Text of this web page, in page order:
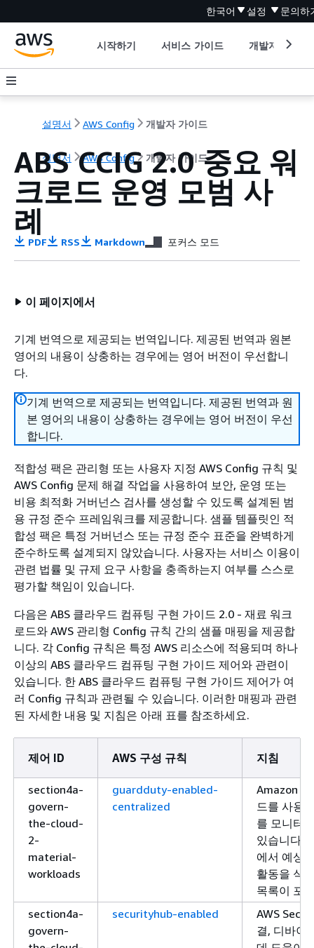
한국어 설정 문의하
시작하기 서비스 가이드 개발자 도구
설명서 AWS Config 개발자 가이드
설명서 AWS Config 개발자 가이드
ABS CCIG 2.0 중요 워
크로드 운영 모범 사
례
PDF RSS Markdown 포커스 모드
이 페이지에서
기계 번역으로 제공되는 번역입니다. 제공된 번역과 원본
영어의 내용이 상충하는 경우에는 영어 버전이 우선합니
다.
기계 번역으로 제공되는 번역입니다. 제공된 번역과 원
본 영어의 내용이 상충하는 경우에는 영어 버전이 우선
합니다.
적합성 팩은 관리형 또는 사용자 지정 AWS Config 규칙 및
AWS Config 문제 해결 작업을 사용하여 보안, 운영 또는
비용 최적화 거버넌스 검사를 생성할 수 있도록 설계된 범
용 규정 준수 프레임워크를 제공합니다. 샘플 템플릿인 적
합성 팩은 특정 거버넌스 또는 규정 준수 표준을 완벽하게
준수하도록 설계되지 않았습니다. 사용자는 서비스 이용이
관련 법률 및 규제 요구 사항을 충족하는지 여부를 스스로
평가할 책임이 있습니다.
다음은 ABS 클라우드 컴퓨팅 구현 가이드 2.0 - 재료 워크
로드와 AWS 관리형 Config 규칙 간의 샘플 매핑을 제공합
니다. 각 Config 규칙은 특정 AWS 리소스에 적용되며 하나
이상의 ABS 클라우드 컴퓨팅 구현 가이드 제어와 관련이
있습니다. 한 ABS 클라우드 컴퓨팅 구현 가이드 제어가 여
러 Config 규칙과 관련될 수 있습니다. 이러한 매핑과 관련
된 자세한 내용 및 지침은 아래 표를 참조하세요.
제어 ID AWS 구성 규칙 지침
section4a-
govern-
the-cloud-
2-
material-
workloads
guardduty-enabled-
centralized
Amazon
드를 사용
를 모니터
있습니다.
에서 예상
활동을 식
목록이 포
section4a-
govern-
securityhub-enabled
AWS
결, 디바이